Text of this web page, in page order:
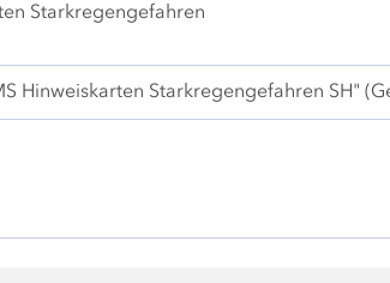
Starkregengefahren
Hinweiskarten Starkregengefahren SH"